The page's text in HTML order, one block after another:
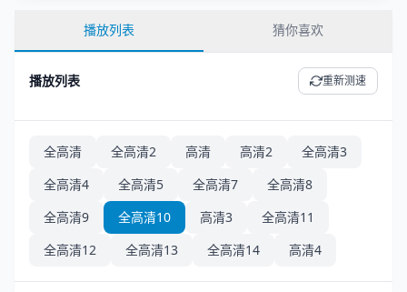
播放列表 猜你喜欢
播放列表 重新测速
全高清 全高清2 高清 高清2
全高清3
全高清4
全高清5 全高清7
全高清8
全高清9
全高清10 高清3
全高清11
全高清12
全高清13 全高清14 高清4